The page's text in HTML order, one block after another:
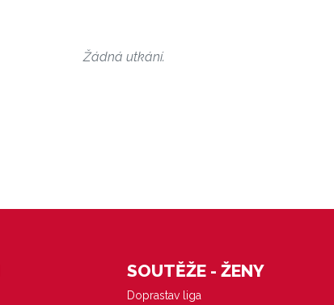
Žádná utkání.
SOUTĚŽE - ŽENY
Doprastav liga